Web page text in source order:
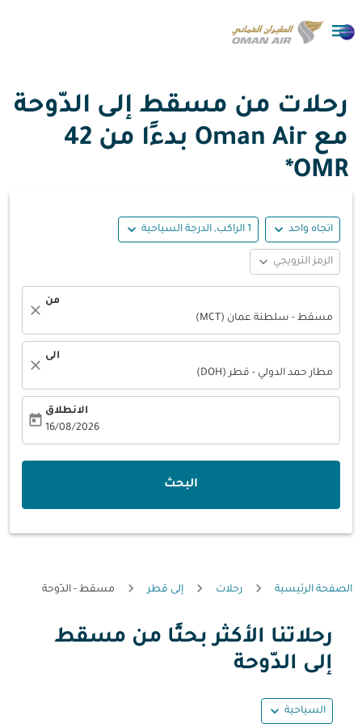

رحلات من مسقط إلى الدّوحة
مع Oman Air بدءًا من
42
OMR*
اتجاه واحد expand_more 1 الراكب, الدرجة السياحية expand_more
الرمز الترويجي expand_more
من
مسقط - سلطنة عمان (MCT)
close
الى
مطار حمد الدولي - قطر (DOH)
close
الانطلاق
16/08/2026
today
البحث
الصفحة الرئيسية رحلات إلى قطر مسقط - الدّوحة
رحلاتنا الأكثر بحثًا من مسقط
إلى الدّوحة
السياحية expand_more